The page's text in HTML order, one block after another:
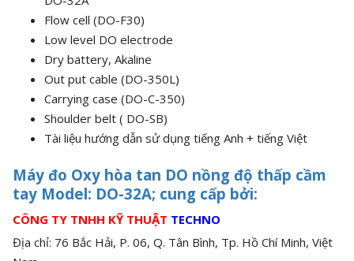
Flow cell (DO-F30)
Low level DO electrode
Dry battery, Akaline
Out put cable (DO-350L)
Carrying case (DO-C-350)
Shoulder belt ( DO-SB)
Tài liệu hướng dẫn sử dụng tiếng Anh + tiếng Việt
Máy đo Oxy hòa tan DO nồng độ thấp cầm
tay Model: DO-32A; cung cấp bởi:
CÔNG TY TNHH KỸ THUẬT TECHNO
Địa chỉ: 76 Bắc Hải, P. 06, Q. Tân Bình, Tp. Hồ Chí Minh, Việt